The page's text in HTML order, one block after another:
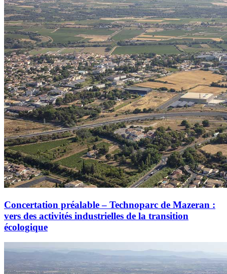
Concertation préalable – Technoparc de Mazeran :
vers des activités industrielles de la transition
écologique